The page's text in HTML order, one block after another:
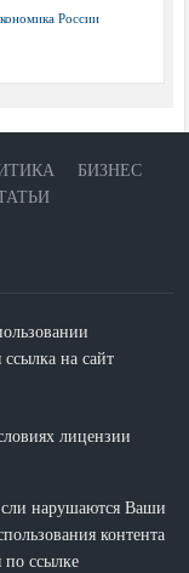
России
БИЗНЕС
на сайт
лицензии
нарушаются Ваши
контента
ссылке